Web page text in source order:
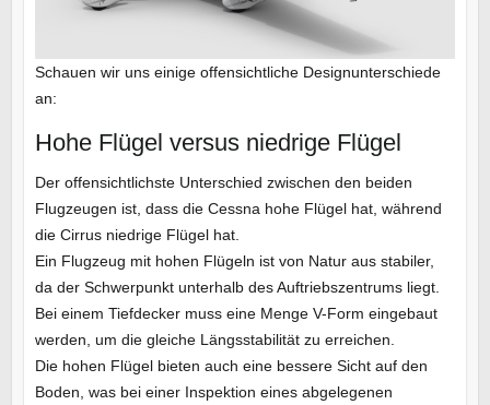
Schauen wir uns einige offensichtliche Designunterschiede
an:
Hohe Flügel versus niedrige Flügel
Der offensichtlichste Unterschied zwischen den beiden
Flugzeugen ist, dass die Cessna hohe Flügel hat, während
die Cirrus niedrige Flügel hat.
Ein Flugzeug mit hohen Flügeln ist von Natur aus stabiler,
da der Schwerpunkt unterhalb des Auftriebszentrums liegt.
Bei einem Tiefdecker muss eine Menge V-Form eingebaut
werden, um die gleiche Längsstabilität zu erreichen.
Die hohen Flügel bieten auch eine bessere Sicht auf den
Boden, was bei einer Inspektion eines abgelegenen